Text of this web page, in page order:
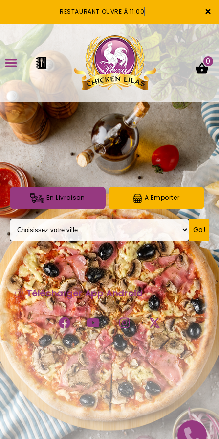
×
RESTAURANT OUVRE À 11:00
ACCUEIL
LA CARTE
VOTRE COMPTE
NOTRE RESTAURANT
VOS AVIS
MENTIONS LÉGALES
0
En Livraison A Emporter
Go!
Télécharger App Android